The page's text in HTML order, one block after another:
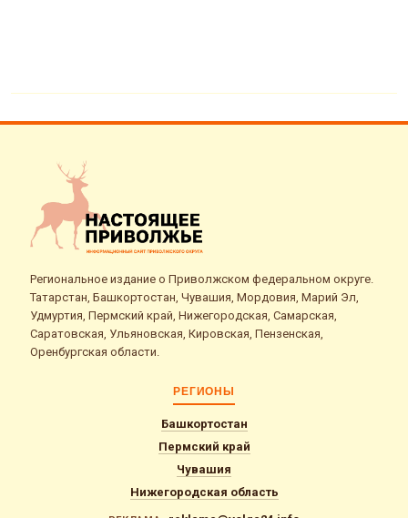
Региональное издание о Приволжском федеральном округе.
Татарстан, Башкортостан, Чувашия, Мордовия, Марий Эл,
Удмуртия, Пермский край, Нижегородская, Самарская,
Саратовская, Ульяновская, Кировская, Пензенская,
Оренбургская области.
РЕГИОНЫ
Башкортостан
Пермский край
Чувашия
Нижегородская область